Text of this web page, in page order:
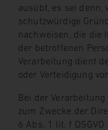
ausübt, es sei denn,
schutzwürdige
nachweisen, die die
der betroffenen
Verarbeitung dient
oder Verteidigung
Bei der
zum Zwecke der
6 Abs. 1 lit. f